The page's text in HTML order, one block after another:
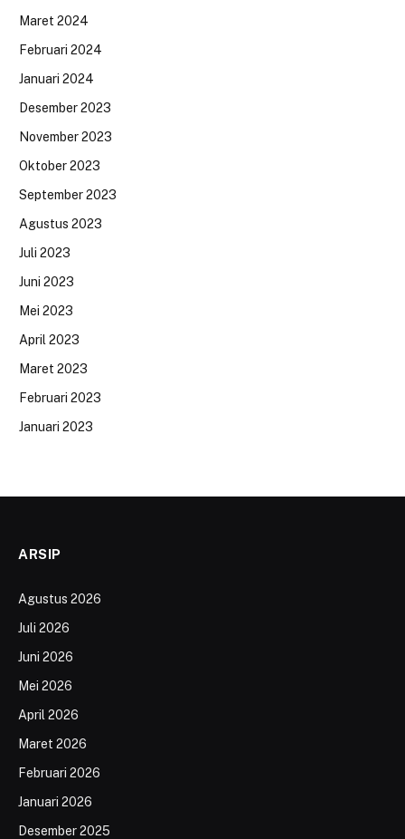
Maret 2024
Februari 2024
Januari 2024
Desember 2023
November 2023
Oktober 2023
September 2023
Agustus 2023
Juli 2023
Juni 2023
Mei 2023
April 2023
Maret 2023
Februari 2023
Januari 2023
ARSIP
Agustus 2026
Juli 2026
Juni 2026
Mei 2026
April 2026
Maret 2026
Februari 2026
Januari 2026
Desember 2025